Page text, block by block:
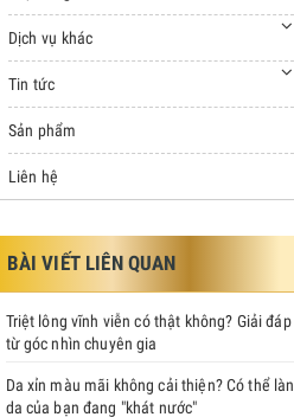
Dịch vụ khác
Tin tức
Sản phẩm
Liên hệ
BÀI VIẾT LIÊN QUAN
Triệt lông vĩnh viễn có thật không? Giải đáp
từ góc nhìn chuyên gia
Da xỉn màu mãi không cải thiện? Có thể làn
da của bạn đang "khát nước"